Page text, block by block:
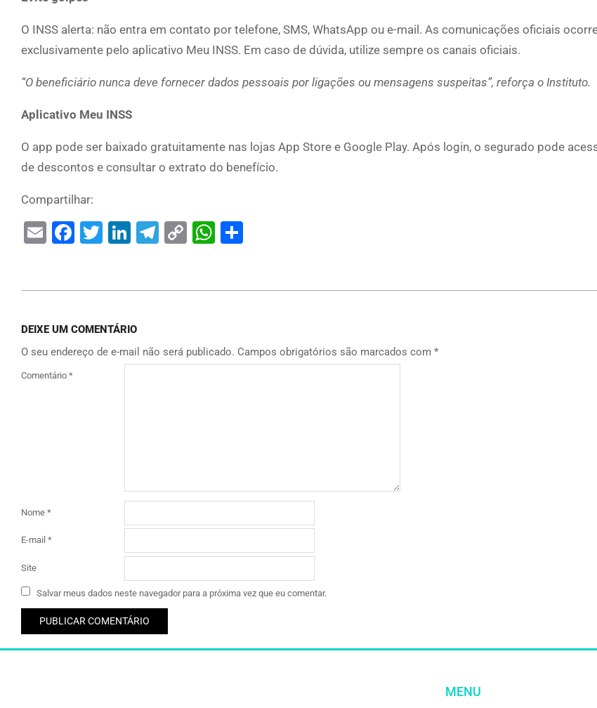
O INSS alerta: não entra em contato por telefone, SMS, WhatsApp ou e-mail. As comunicações oficiais
exclusivamente pelo aplicativo Meu INSS. Em caso de dúvida, utilize sempre os canais oficiais.
“O beneficiário nunca deve fornecer dados pessoais por ligações ou mensagens suspeitas”, reforça o Instituto.
Aplicativo Meu INSS
O app pode ser baixado gratuitamente nas lojas App Store e Google Play. Após login, o segurado pode
de descontos e consultar o extrato do benefício.
Compartilhar:
EmailFacebook
Twitter
LinkedIn
Telegram
CopyWhatsApp
DEIXE UM COMENTÁRIO
O seu endereço de e-mail não será publicado. Campos obrigatórios são marcados com *
Comentário *
Nome *
E-mail *
Site
Salvar meus dados neste navegador para a próxima vez que eu comentar.
MENU